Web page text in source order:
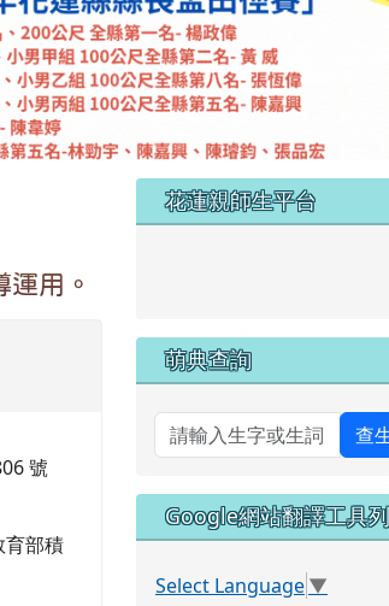
用。
號
育部積
左邊區域內容
花蓮親師生平台
萌典查詢
查
Google網站翻譯工具列
Select Language▼